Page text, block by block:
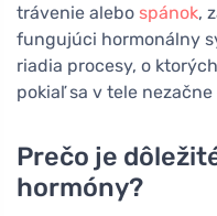
trávenie alebo spánok,
fungujúci hormonálny
riadia procesy, o
pokiaľ sa v tele
Prečo je
hormóny?